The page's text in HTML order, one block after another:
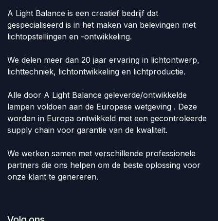
A Light Balance is een creatief bedrijf dat
gespecialiseerd is in het maken van belevingen met
lichtopstellingen en -ontwikkeling.
We delen meer dan 20 jaar ervaring in lichtontwerp,
lichttechniek, lichtontwikkeling en lichtproductie.
Alle door A Light Balance geleverde/ontwikkelde
lampen voldoen aan de Europese wetgeving . Deze
worden in Europa ontwikkeld met een gecontroleerde
supply chain voor garantie van de kwaliteit.
We werken samen met verschillende professionele
partners die ons helpen om de beste oplossing voor
onze klant te genereren.